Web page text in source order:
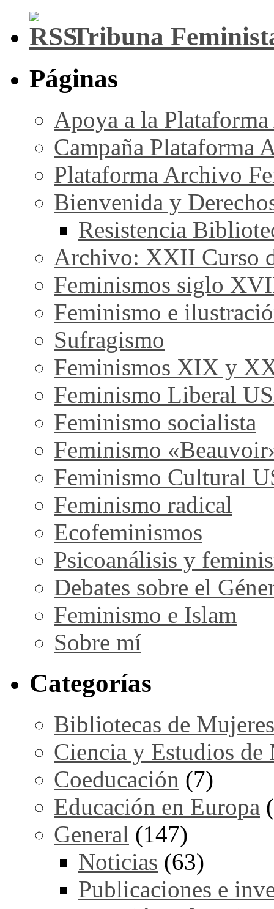
Tribuna
Páginas
Apoya a la
Campaña Plataforma
Plataforma Archivo
Bienvenida y
Resistencia
Archivo: XXII Curso
Feminismos siglo
Feminismo e
Sufragismo
Feminismos XIX y
Feminismo Liberal
Feminismo socialista
Feminismo
Feminismo Cultural
Feminismo radical
Ecofeminismos
Psicoanálisis y
Debates sobre el
Feminismo e Islam
Sobre mí
Categorías
Bibliotecas de Mujeres
Ciencia y Estudios de
Coeducación (7)
Educación en Europa
General (147)
Noticias (63)
Publicaciones e